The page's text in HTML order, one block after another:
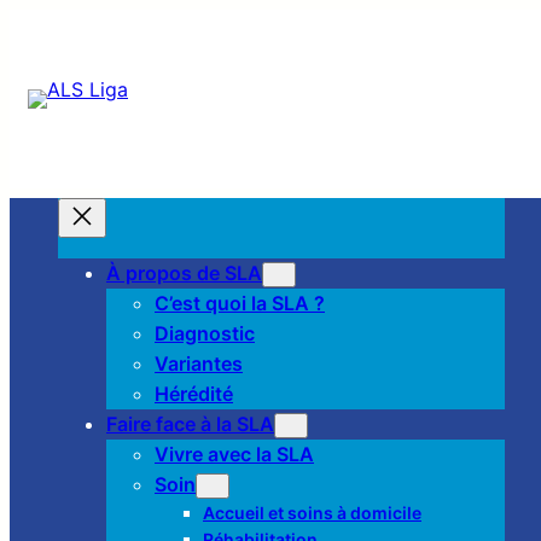
À propos de SLA
C’est quoi la SLA ?
Diagnostic
Variantes
Hérédité
Faire face à la SLA
Vivre avec la SLA
Soin
Accueil et soins à domicile